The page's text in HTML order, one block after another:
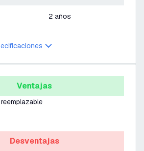
2 años
Ventajas
Desventajas